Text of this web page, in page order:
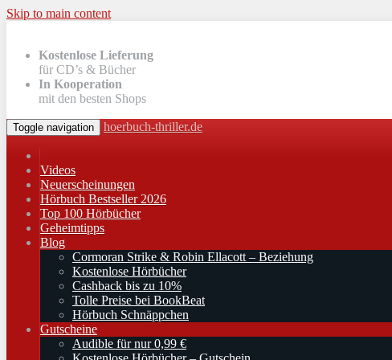
Skip to main content
Kostenlose Lieferung
für CD’s & Bücher
In Kooperation
mit den besten Shops
Toggle navigation hoerbuch-thriller.de
Videos
Neuerscheinungen
Hörbuch Bestseller 2026
Top 100 Hörbücher
Geheimtipps
Blog
Cormoran Strike & Robin Ellacott – Beziehung
Kostenlose Hörbücher
Cashback bis zu 10%
Tolle Preise bei BookBeat
Hörbuch Schnäppchen
Gutscheine
Audible für nur 0,99 €